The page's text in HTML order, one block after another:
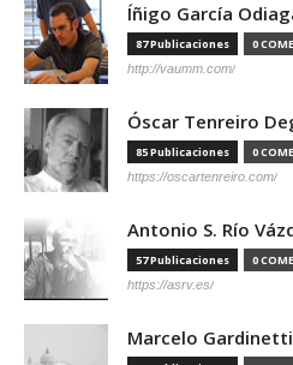
Íñigo García
87 Publicaciones 0
http://vaumm.com/
Óscar Tenreiro
85 Publicaciones 0
https://oscartenreiro.com/
Antonio S. Río
57 Publicaciones 0
https://asrv.es/
Marcelo Gardinetti